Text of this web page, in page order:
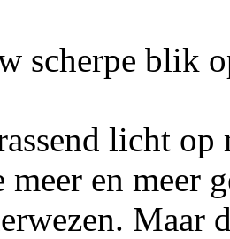
scherpe blik
licht
meer en meer
Maar